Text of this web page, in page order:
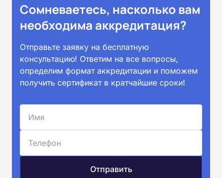
Сомневаетесь, насколько вам
необходима аккредитация?
Отправьте заявку на бесплатную
консультацию! Ответим на все вопросы,
определим формат аккредитации и поможем
получить сертификат в кратчайшие сроки!